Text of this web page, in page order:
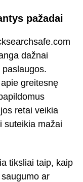
pažadai
dažnai
greitesnę
retai veikia
suteikia mažai
tiksliai taip, kaip
ar